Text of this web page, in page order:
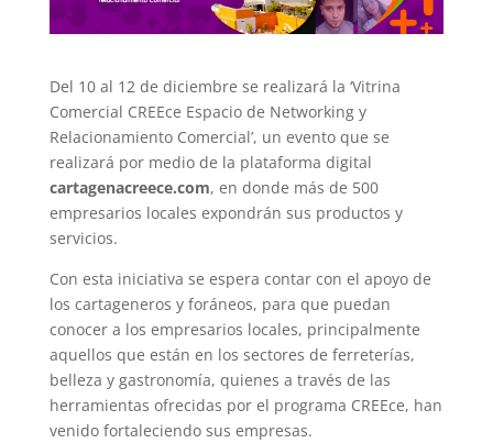
Del 10 al 12 de diciembre se realizará la ‘Vitrina
Comercial CREEce Espacio de Networking y
Relacionamiento Comercial’, un evento que se
realizará por medio de la plataforma digital
cartagenacreece.com, en donde más de 500
empresarios locales expondrán sus productos y
servicios.
Con esta iniciativa se espera contar con el apoyo de
los cartageneros y foráneos, para que puedan
conocer a los empresarios locales, principalmente
aquellos que están en los sectores de ferreterías,
belleza y gastronomía, quienes a través de las
herramientas ofrecidas por el programa CREEce, han
venido fortaleciendo sus empresas.